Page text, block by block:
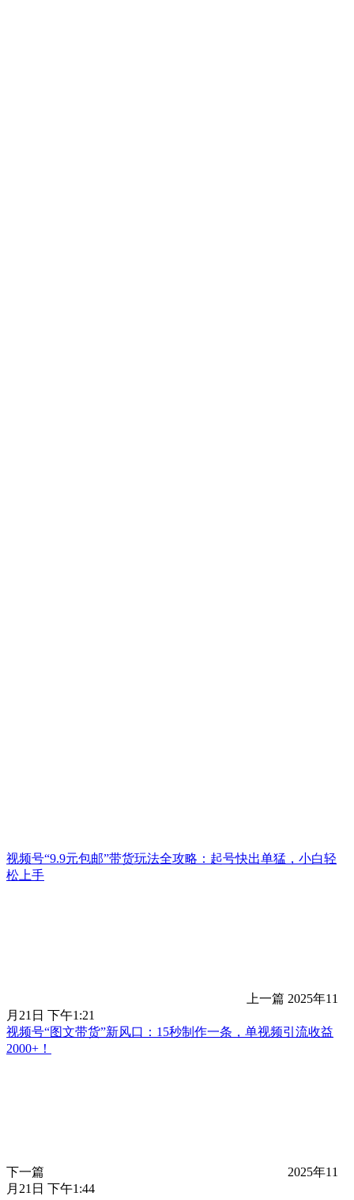
视频号“9.9元包邮”带货玩法全攻略：起号快出单猛，小白轻
松上手
上一篇 2025年11
月21日 下午1:21
视频号“图文带货”新风口：15秒制作一条，单视频引流收益
2000+！
下一篇
2025年11
月21日 下午1:44